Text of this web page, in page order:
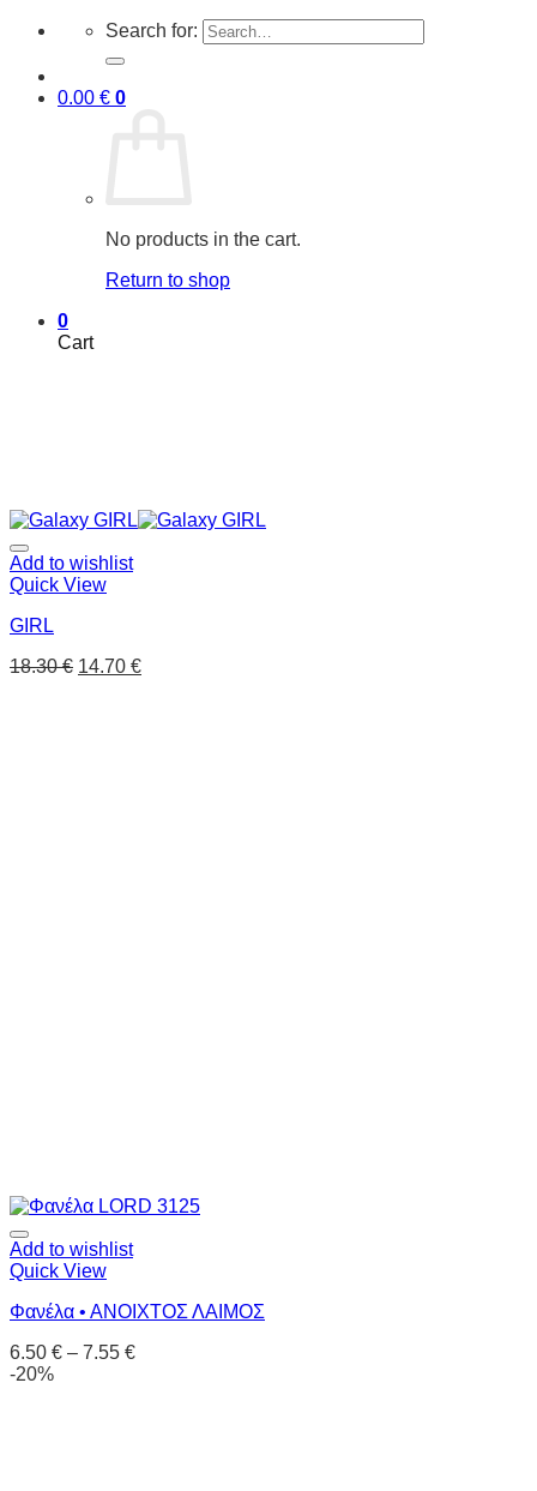
Search for:
0.00 € 0
No products in the cart.
Return to shop
0
Cart
Add to wishlist
Quick View
GIRL
18.30€ 14.70 €
Add to wishlist
Quick View
Φανέλα • ΑΝΟΙΧΤΟΣ ΛΑΙΜΟΣ
6.50 € – 7.55 €
-20%